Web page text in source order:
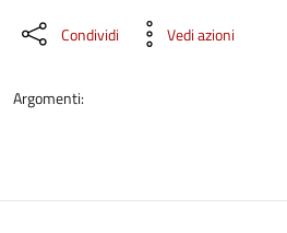
Condividi Vedi azioni
Argomenti: